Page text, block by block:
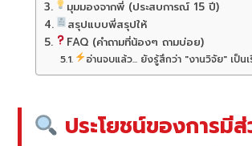
มุมมองจากพี่ (ประสบการณ์ 15 ปี)
สรุปแบบพี่สรุปให้
FAQ (คำถามที่น้องๆ ถามบ่อย)
อ่านจบแล้ว... ยังรู้สึกว่า "งานวิจัย" เป็น
ประโยชน์ของการมี